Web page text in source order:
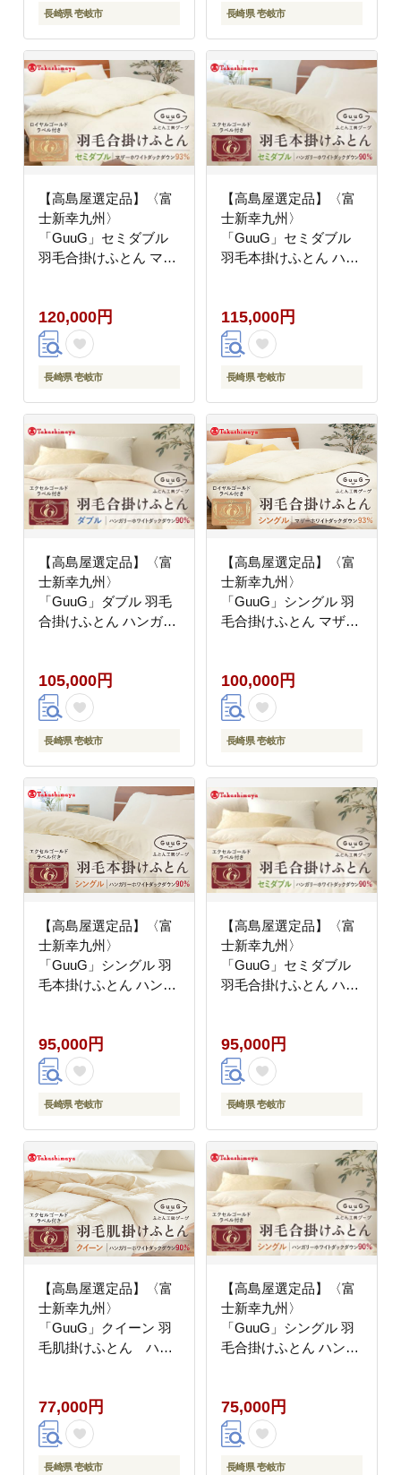
長崎県 壱岐市 長崎県 壱岐市
【高島屋選定品】〈富
士新幸九州〉
「GuuG」セミダブル
羽毛合掛けふとん マザ
布団 羽毛布団 合掛け
[JFJ039] 12万 100000
100000円 10万円
120,000円
長崎県 壱岐市
【高島屋選定品】〈富
士新幸九州〉
「GuuG」セミダブル
羽毛本掛けふとん ハン
羽毛 布団 本掛け
[JFJ050] 羽毛布団
100000 100000円 10万
円
115,000円
長崎県 壱岐市
【高島屋選定品】〈富
士新幸九州〉
「GuuG」ダブル 羽毛
合掛けふとん ハンガリ
け 羽毛 布団 [JFJ055]
羽毛布団 100000
100000円 10万円
105,000円
長崎県 壱岐市
【高島屋選定品】〈富
士新幸九州〉
「GuuG」シングル 羽
毛合掛けふとん マザー
布団 羽毛布団 合掛け
[JFJ038] 10万 100000
100000円 10万円
100,000円
長崎県 壱岐市
【高島屋選定品】〈富
士新幸九州〉
「GuuG」シングル 羽
毛本掛けふとん ハンガ
毛 布団 本掛け
[JFJ049] 95000 95000
円 羽毛布団
95,000円
長崎県 壱岐市
【高島屋選定品】〈富
士新幸九州〉
「GuuG」セミダブル
羽毛合掛けふとん ハン
合掛け 羽毛 布団
[JFJ054] 95000 95000
円 羽毛布団
95,000円
長崎県 壱岐市
【高島屋選定品】〈富
士新幸九州〉
「GuuG」クイーン 羽
毛肌掛けふとん ハン
寝具 ダウンケット 布団
クール寝具 オールシー
ズン対応 羽毛布団 肌掛
け布団 国産 日本製
77,000円
長崎県 壱岐市
【高島屋選定品】〈富
士新幸九州〉
「GuuG」シングル 羽
毛合掛けふとん ハンガ
掛け 羽毛 布団
[JFJ053] 75000 75000
円 羽毛布団
75,000円
長崎県 壱岐市